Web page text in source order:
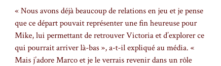
« Nous avons déjà beaucoup de relations en jeu et je pense
que ce départ pouvait représenter une fin heureuse pour
Mike, lui permettant de retrouver Victoria et d’explorer ce
qui pourrait arriver là-bas », a-t-il expliqué au média. «
Mais j’adore Marco et je le verrais revenir dans un rôle